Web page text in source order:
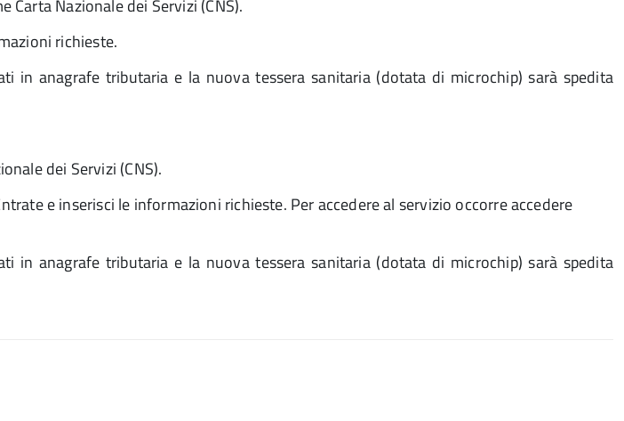
Nazionale dei Servizi (CNS).
richieste.
anagrafe tributaria e la nuova tessera sanitaria (dotata di microchip) sarà spedita
dei Servizi (CNS).
e inserisci le informazioni richieste. Per accedere al servizio occorre accedere
anagrafe tributaria e la nuova tessera sanitaria (dotata di microchip) sarà spedita